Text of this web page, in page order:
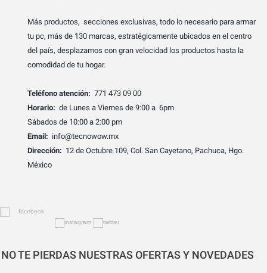
Más productos, secciones exclusivas, todo lo necesario para armar
tu pc, más de 130 marcas, estratégicamente ubicados en el centro
del país, desplazamos con gran velocidad los productos hasta la
comodidad de tu hogar.
Teléfono atención: 771 473 09 00
Horario: de Lunes a Viernes de 9:00 a 6pm
Sábados de 10:00 a 2:00 pm
Email: info@tecnowow.mx
Dirección: 12 de Octubre 109, Col. San Cayetano, Pachuca, Hgo.
México
NO TE PIERDAS NUESTRAS OFERTAS Y NOVEDADES